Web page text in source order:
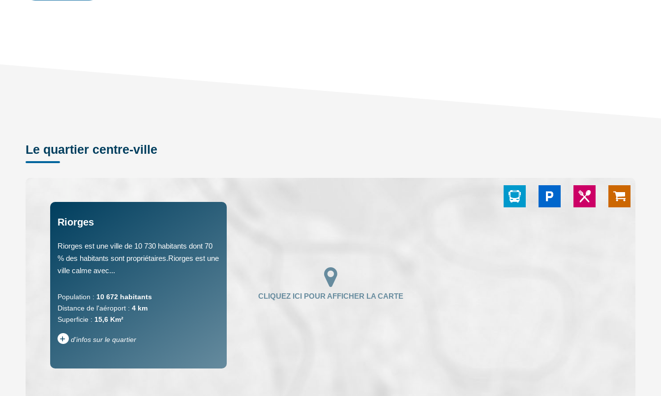
Le quartier centre-ville
Riorges
Riorges est une ville de 10 730 habitants dont 70
% des habitants sont propriétaires.Riorges est une
ville calme avec...
Population : 10 672 habitants
Distance de l'aéroport : 4 km
Superficie : 15,6 Km²
+ d'infos sur le quartier